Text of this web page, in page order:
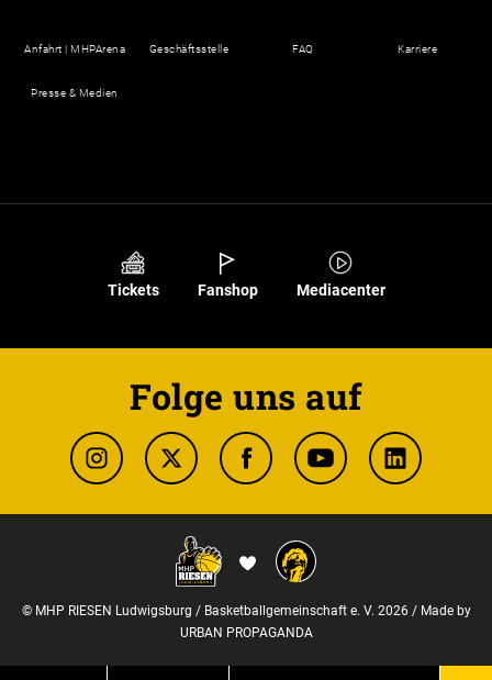
Anfahrt | MHPArena Geschäftsstelle FAQ Karriere
Presse & Medien
Tickets Fanshop Mediacenter
Folge uns auf
© MHP RIESEN Ludwigsburg / Basketballgemeinschaft e. V. 2026 / Made by
URBAN PROPAGANDA